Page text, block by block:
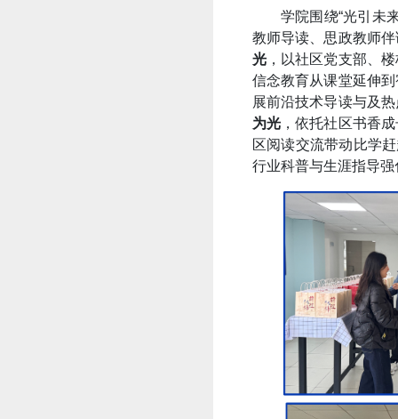
学院围绕“光引未
教师导读、思政教师
光 ，以社区党支部、
信念教育从课堂延伸
展前沿技术导读与及
为光 ，依托社区书香
区阅读交流带动比学
行业科普与生涯指导